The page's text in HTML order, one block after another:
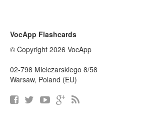
VocApp Flashcards
© Copyright 2026 VocApp
02-798 Mielczarskiego 8/58
Warsaw, Poland (EU)